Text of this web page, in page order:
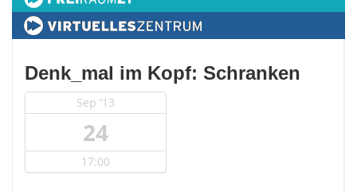
Denk_mal im Kopf: Schranken
Sep '13
24
17:00